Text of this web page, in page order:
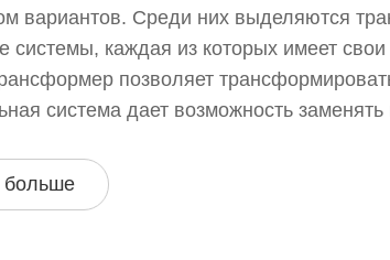
вариантов. Среди них выделяются
системы, каждая из которых имеет
позволяет
система дает возможность
сделать осознанный выбор.
больше